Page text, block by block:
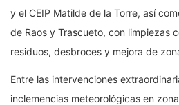
y el CEIP Matilde de la Torre, así
de Raos y Trascueto, con limpiezas
residuos, desbroces y mejora de
Entre las intervenciones
inclemencias meteorológicas en